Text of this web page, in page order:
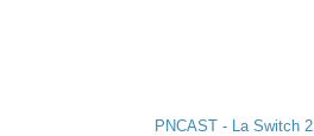
PNCAST - La Switch